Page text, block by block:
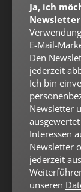
Ja, ich
E-Mail-
Den
jederzeit
Ich bin
Newsletter
Interessen
Newsletter
jederzeit
unseren